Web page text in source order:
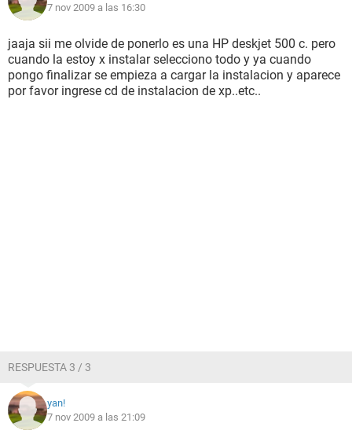
7 nov 2009 a las 16:30
jaaja sii me olvide de ponerlo es una HP deskjet 500 c. pero
cuando la estoy x instalar selecciono todo y ya cuando
pongo finalizar se empieza a cargar la instalacion y aparece
por favor ingrese cd de instalacion de xp..etc..
RESPUESTA 3 / 3
yan!
7 nov 2009 a las 21:09